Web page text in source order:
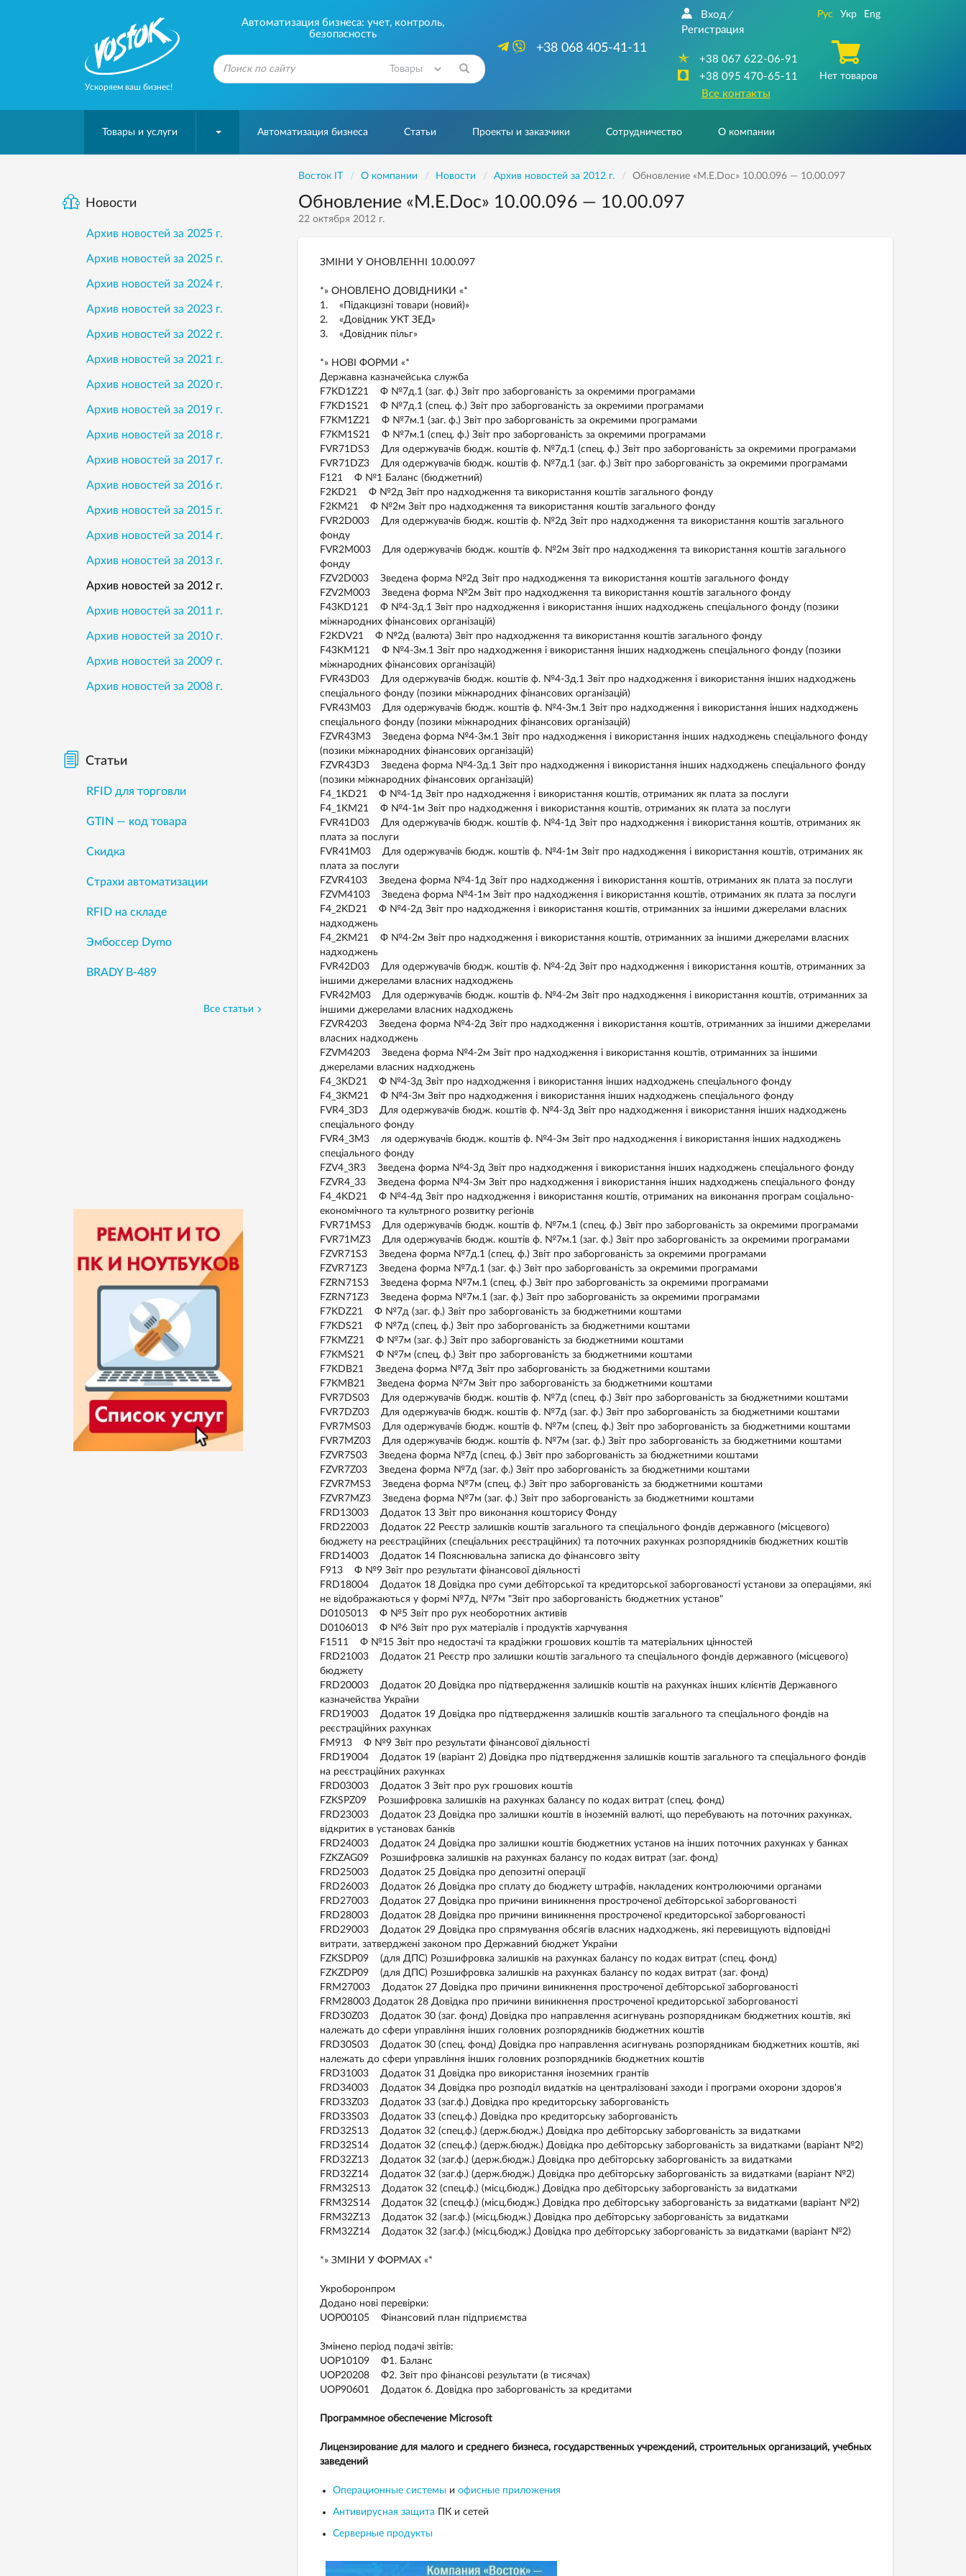
Ускоряем ваш бизнес!
Автоматизация бизнеса: учет, контроль,
безопасность
+38 068 405-41-11
Вход /
Регистрация
+38 067 622-06-91
+38 095 470-65-11
Все контакты
Рус Укр Eng
Нет товаров
Товары и услуги Автоматизация бизнеса Статьи Проекты и заказчики Сотрудничество О компании
Восток IT О компании Новости Архив новостей за 2012 г. Обновление «M.E.Doc» 10.00.096 — 10.00.097
Обновление «M.E.Doc» 10.00.096 — 10.00.097
22 октября 2012 г.
ЗМІНИ У ОНОВЛЕННІ 10.00.097
*» ОНОВЛЕНО ДОВІДНИКИ «*
1. «Підакцизні товари (новий)»
2. «Довідник УКТ ЗЕД»
3. «Довідник пільг»
*» НОВІ ФОРМИ «*
Державна казначейська служба
F7KD1Z21 Ф №7д.1 (заг. ф.) Звіт про заборгованість за окремими програмами
F7KD1S21 Ф №7д.1 (спец. ф.) Звіт про заборгованість за окремими програмами
F7KM1Z21 Ф №7м.1 (заг. ф.) Звіт про заборгованість за окремими програмами
F7KM1S21 Ф №7м.1 (спец. ф.) Звіт про заборгованість за окремими програмами
FVR71DS3 Для одержувачів бюдж. коштів ф. №7д.1 (спец. ф.) Звіт про заборгованість за окремими програмами
FVR71DZ3 Для одержувачів бюдж. коштів ф. №7д.1 (заг. ф.) Звіт про заборгованість за окремими програмами
F121 Ф №1 Баланс (бюджетний)
F2KD21 Ф №2д Звіт про надходження та використання коштів загального фонду
F2KM21 Ф №2м Звіт про надходження та використання коштів загального фонду
FVR2D003 Для одержувачів бюдж. коштів ф. №2д Звіт про надходження та використання коштів загального
фонду
FVR2M003 Для одержувачів бюдж. коштів ф. №2м Звіт про надходження та використання коштів загального
фонду
FZV2D003 Зведена форма №2д Звіт про надходження та використання коштів загального фонду
FZV2M003 Зведена форма №2м Звіт про надходження та використання коштів загального фонду
F43KD121 Ф №4-3д.1 Звіт про надходження і використання інших надходжень спеціального фонду (позики
міжнародних фінансових організацій)
F2KDV21 Ф №2д (валюта) Звіт про надходження та використання коштів загального фонду
F43KM121 Ф №4-3м.1 Звіт про надходження і використання інших надходжень спеціального фонду (позики
міжнародних фінансових організацій)
FVR43D03 Для одержувачів бюдж. коштів ф. №4-3д.1 Звіт про надходження і використання інших надходжень
спеціального фонду (позики міжнародних фінансових організацій)
FVR43M03 Для одержувачів бюдж. коштів ф. №4-3м.1 Звіт про надходження і використання інших надходжень
спеціального фонду (позики міжнародних фінансових організацій)
FZVR43M3 Зведена форма №4-3м.1 Звіт про надходження і використання інших надходжень спеціального фонду
(позики міжнародних фінансових організацій)
FZVR43D3 Зведена форма №4-3д.1 Звіт про надходження і використання інших надходжень спеціального фонду
(позики міжнародних фінансових організацій)
F4_1KD21 Ф №4-1д Звіт про надходження і використання коштів, отриманих як плата за послуги
F4_1KM21 Ф №4-1м Звіт про надходження і використання коштів, отриманих як плата за послуги
FVR41D03 Для одержувачів бюдж. коштів ф. №4-1д Звіт про надходження і використання коштів, отриманих як
плата за послуги
FVR41M03 Для одержувачів бюдж. коштів ф. №4-1м Звіт про надходження і використання коштів, отриманих як
плата за послуги
FZVR4103 Зведена форма №4-1д Звіт про надходження і використання коштів, отриманих як плата за послуги
FZVM4103 Зведена форма №4-1м Звіт про надходження і використання коштів, отриманих як плата за послуги
F4_2KD21 Ф №4-2д Звіт про надходження і використання коштів, отриманних за іншими джерелами власних
надходжень
F4_2KM21 Ф №4-2м Звіт про надходження і використання коштів, отриманних за іншими джерелами власних
надходжень
FVR42D03 Для одержувачів бюдж. коштів ф. №4-2д Звіт про надходження і використання коштів, отриманних за
іншими джерелами власних надходжень
FVR42M03 Для одержувачів бюдж. коштів ф. №4-2м Звіт про надходження і використання коштів, отриманних за
іншими джерелами власних надходжень
FZVR4203 Зведена форма №4-2д Звіт про надходження і використання коштів, отриманних за іншими джерелами
власних надходжень
FZVM4203 Зведена форма №4-2м Звіт про надходження і використання коштів, отриманних за іншими
джерелами власних надходжень
F4_3KD21 Ф №4-3д Звіт про надходження і використання інших надходжень спеціального фонду
F4_3KM21 Ф №4-3м Звіт про надходження і використання інших надходжень спеціального фонду
FVR4_3D3 Для одержувачів бюдж. коштів ф. №4-3д Звіт про надходження і використання інших надходжень
спеціального фонду
FVR4_3M3 ля одержувачів бюдж. коштів ф. №4-3м Звіт про надходження і використання інших надходжень
спеціального фонду
FZV4_3R3 Зведена форма №4-3д Звіт про надходження і використання інших надходжень спеціального фонду
FZVR4_33 Зведена форма №4-3м Звіт про надходження і використання інших надходжень спеціального фонду
F4_4KD21 Ф №4-4д Звіт про надходження і використання коштів, отриманих на виконання програм соціально-
економічного та культрного розвитку регіонів
FVR71MS3 Для одержувачів бюдж. коштів ф. №7м.1 (спец. ф.) Звіт про заборгованість за окремими програмами
FVR71MZ3 Для одержувачів бюдж. коштів ф. №7м.1 (заг. ф.) Звіт про заборгованість за окремими програмами
FZVR71S3 Зведена форма №7д.1 (спец. ф.) Звіт про заборгованість за окремими програмами
FZVR71Z3 Зведена форма №7д.1 (заг. ф.) Звіт про заборгованість за окремими програмами
FZRN71S3 Зведена форма №7м.1 (спец. ф.) Звіт про заборгованість за окремими програмами
FZRN71Z3 Зведена форма №7м.1 (заг. ф.) Звіт про заборгованість за окремими програмами
F7KDZ21 Ф №7д (заг. ф.) Звіт про заборгованість за бюджетними коштами
F7KDS21 Ф №7д (спец. ф.) Звіт про заборгованість за бюджетними коштами
F7KMZ21 Ф №7м (заг. ф.) Звіт про заборгованість за бюджетними коштами
F7KMS21 Ф №7м (спец. ф.) Звіт про заборгованість за бюджетними коштами
F7KDB21 Зведена форма №7д Звіт про заборгованість за бюджетними коштами
F7KMB21 Зведена форма №7м Звіт про заборгованість за бюджетними коштами
FVR7DS03 Для одержувачів бюдж. коштів ф. №7д (спец. ф.) Звіт про заборгованість за бюджетними коштами
FVR7DZ03 Для одержувачів бюдж. коштів ф. №7д (заг. ф.) Звіт про заборгованість за бюджетними коштами
FVR7MS03 Для одержувачів бюдж. коштів ф. №7м (спец. ф.) Звіт про заборгованість за бюджетними коштами
FVR7MZ03 Для одержувачів бюдж. коштів ф. №7м (заг. ф.) Звіт про заборгованість за бюджетними коштами
FZVR7S03 Зведена форма №7д (спец. ф.) Звіт про заборгованість за бюджетними коштами
FZVR7Z03 Зведена форма №7д (заг. ф.) Звіт про заборгованість за бюджетними коштами
FZVR7MS3 Зведена форма №7м (спец. ф.) Звіт про заборгованість за бюджетними коштами
FZVR7MZ3 Зведена форма №7м (заг. ф.) Звіт про заборгованість за бюджетними коштами
FRD13003 Додаток 13 Звіт про виконання кошторису Фонду
FRD22003 Додаток 22 Реєстр залишків коштiв загального та спецiального фондiв державного (мiсцевого)
бюджету на реєстрацiйних (спецiальних реєстрацiйних) та поточних рахунках розпорядників бюджетних коштів
FRD14003 Додаток 14 Пояснювальна записка до фінансовго звіту
F913 Ф №9 Звіт про результати фінансової діяльності
FRD18004 Додаток 18 Довідка про суми дебіторської та кредиторської заборгованості установи за операціями, які
не відображаються у формі №7д, №7м "Звіт про заборгованість бюджетних установ"
D0105013 Ф №5 Звіт про рух необоротних активів
D0106013 Ф №6 Звіт про рух матеріалів і продуктів харчування
F1511 Ф №15 Звіт про недостачі та крадіжки грошових коштів та матеріальних цінностей
FRD21003 Додаток 21 Реєстр про залишки коштiв загального та спецiального фондiв державного (мiсцевого)
бюджету
FRD20003 Додаток 20 Довідка про підтвердження залишків коштiв на рахунках інших клієнтів Державного
казначейства України
FRD19003 Додаток 19 Довідка про підтвердження залишків коштів загального та спеціального фондів на
реєстраційних рахунках
FM913 Ф №9 Звіт про результати фінансової діяльності
FRD19004 Додаток 19 (варіант 2) Довідка про підтвердження залишків коштів загального та спеціального фондів
на реєстраційних рахунках
FRD03003 Додаток 3 Звіт про рух грошових коштів
FZKSPZ09 Розшифровка залишків на рахунках балансу по кодах витрат (спец. фонд)
FRD23003 Додаток 23 Довідка про залишки коштів в іноземній валюті, що перебувають на поточних рахунках,
відкритих в установах банків
FRD24003 Додаток 24 Довідка про залишки коштів бюджетних установ на інших поточних рахунках у банках
FZKZAG09 Розшифровка залишків на рахунках балансу по кодах витрат (заг. фонд)
FRD25003 Додаток 25 Довідка про депозитні операції
FRD26003 Додаток 26 Довідка про сплату до бюджету штрафів, накладених контролюючими органами
FRD27003 Додаток 27 Довідка про причини виникнення простроченої дебіторської заборгованості
FRD28003 Додаток 28 Довідка про причини виникнення простроченої кредиторської заборгованості
FRD29003 Додаток 29 Довідка про спрямування обсягів власних надходжень, які перевищують відповідні
витрати, затверджені законом про Державний бюджет України
FZKSDP09 (для ДПС) Розшифровка залишків на рахунках балансу по кодах витрат (спец. фонд)
FZKZDP09 (для ДПС) Розшифровка залишків на рахунках балансу по кодах витрат (заг. фонд)
FRM27003 Додаток 27 Довідка про причини виникнення простроченої дебіторської заборгованості
FRM28003 Додаток 28 Довідка про причини виникнення простроченої кредиторської заборгованості
FRD30Z03 Додаток 30 (заг. фонд) Довідка про направлення асигнувань розпорядникам бюджетних коштів, які
належать до сфери управління інших головних розпорядників бюджетних коштів
FRD30S03 Додаток 30 (спец. фонд) Довідка про направлення асигнувань розпорядникам бюджетних коштів, які
належать до сфери управління інших головних розпорядників бюджетних коштів
FRD31003 Додаток 31 Довідка про використання іноземних грантів
FRD34003 Додаток 34 Довідка про розподіл видатків на централізовані заходи і програми охорони здоров'я
FRD33Z03 Додаток 33 (заг.ф.) Довідка про кредиторську заборгованість
FRD33S03 Додаток 33 (спец.ф.) Довідка про кредиторську заборгованість
FRD32S13 Додаток 32 (спец.ф.) (держ.бюдж.) Довідка про дебіторську заборгованість за видатками
FRD32S14 Додаток 32 (спец.ф.) (держ.бюдж.) Довідка про дебіторську заборгованість за видатками (варіант №2)
FRD32Z13 Додаток 32 (заг.ф.) (держ.бюдж.) Довідка про дебіторську заборгованість за видатками
FRD32Z14 Додаток 32 (заг.ф.) (держ.бюдж.) Довідка про дебіторську заборгованість за видатками (варіант №2)
FRM32S13 Додаток 32 (спец.ф.) (місц.бюдж.) Довідка про дебіторську заборгованість за видатками
FRM32S14 Додаток 32 (спец.ф.) (місц.бюдж.) Довідка про дебіторську заборгованість за видатками (варіант №2)
FRM32Z13 Додаток 32 (заг.ф.) (місц.бюдж.) Довідка про дебіторську заборгованість за видатками
FRM32Z14 Додаток 32 (заг.ф.) (місц.бюдж.) Довідка про дебіторську заборгованість за видатками (варіант №2)
*» ЗМІНИ У ФОРМАХ «*
Укроборонпром
Додано нові перевірки:
UOP00105 Фінансовий план підприємства
Змінено період подачі звітів:
UOP10109 Ф1. Баланс
UOP20208 Ф2. Звіт про фінансові результати (в тисячах)
UOP90601 Додаток 6. Довідка про заборгованість за кредитами
Программное обеспечение Microsoft
Лицензирование для малого и среднего бизнеса, государственных учреждений, строительных организаций, учебных
заведений
Операционные системыи офисные приложения
Антивирусная защита ПК и сетей
Серверные продукты
Новости
Архив новостей за 2025 г.
Архив новостей за 2025 г.
Архив новостей за 2024 г.
Архив новостей за 2023 г.
Архив новостей за 2022 г.
Архив новостей за 2021 г.
Архив новостей за 2020 г.
Архив новостей за 2019 г.
Архив новостей за 2018 г.
Архив новостей за 2017 г.
Архив новостей за 2016 г.
Архив новостей за 2015 г.
Архив новостей за 2014 г.
Архив новостей за 2013 г.
Архив новостей за 2012 г.
Архив новостей за 2011 г.
Архив новостей за 2010 г.
Архив новостей за 2009 г.
Архив новостей за 2008 г.
Статьи
RFID для торговли
GTIN — код товара
Скидка
Страхи автоматизации
RFID на складе
Эмбоссер Dymo
BRADY B-489
Все статьи